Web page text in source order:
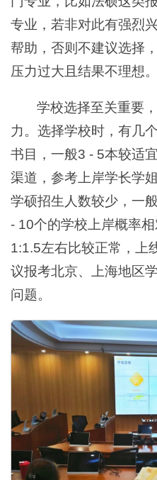
专业，若非对此有强烈
帮助，否则不建议选择
压力过大且结果不理想。
学校选择至关重要
力。选择学校时，有几
书目，一般3 - 5本较适
渠道，参考上岸学长学
学硕招生人数较少，一
- 10个的学校上岸概率
1:1.5左右比较正常，上
议报考北京、上海地区
问题。